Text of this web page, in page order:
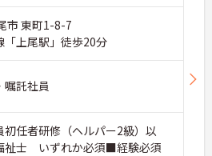
市 東町1-8-7
「上尾駅」徒歩20分
嘱託社員
任者研修（ヘルパー2級）以
祉士 いずれか必須■経験必須